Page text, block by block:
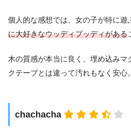
個人的な感想では、女の子が特に遊
に大好きなウッディプッディがある
木の質感が本当に良く、埋め込みマ
クテープとは違って汚れもなく安心。
chachacha